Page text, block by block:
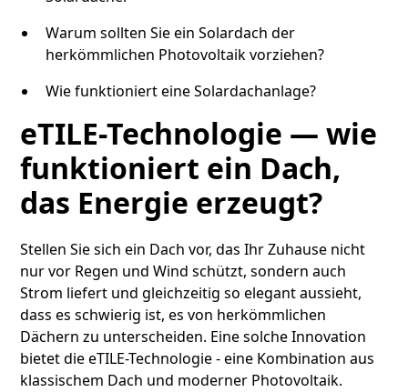
Warum sollten Sie ein Solardach der
herkömmlichen Photovoltaik vorziehen?
Wie funktioniert eine Solardachanlage?
eTILE-Technologie — wie
funktioniert ein Dach,
das Energie erzeugt?
Stellen Sie sich ein Dach vor, das Ihr Zuhause nicht
nur vor Regen und Wind schützt, sondern auch
Strom liefert und gleichzeitig so elegant aussieht,
dass es schwierig ist, es von herkömmlichen
Dächern zu unterscheiden. Eine solche Innovation
bietet die eTILE-Technologie - eine Kombination aus
klassischem Dach und moderner Photovoltaik.